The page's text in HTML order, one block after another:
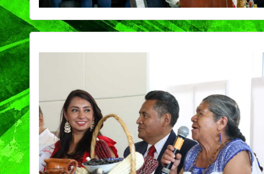
PORTADA TENDENCIA VIDA │ ESTILO